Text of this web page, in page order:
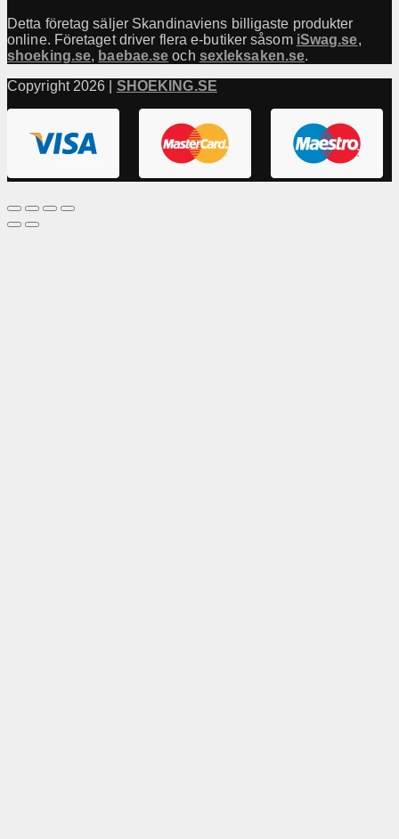
Detta företag säljer Skandinaviens billigaste produkter
online. Företaget driver flera e-butiker såsom iSwag.se,
shoeking.se, baebae.se och sexleksaken.se.
Copyright 2026 | SHOEKING.SE